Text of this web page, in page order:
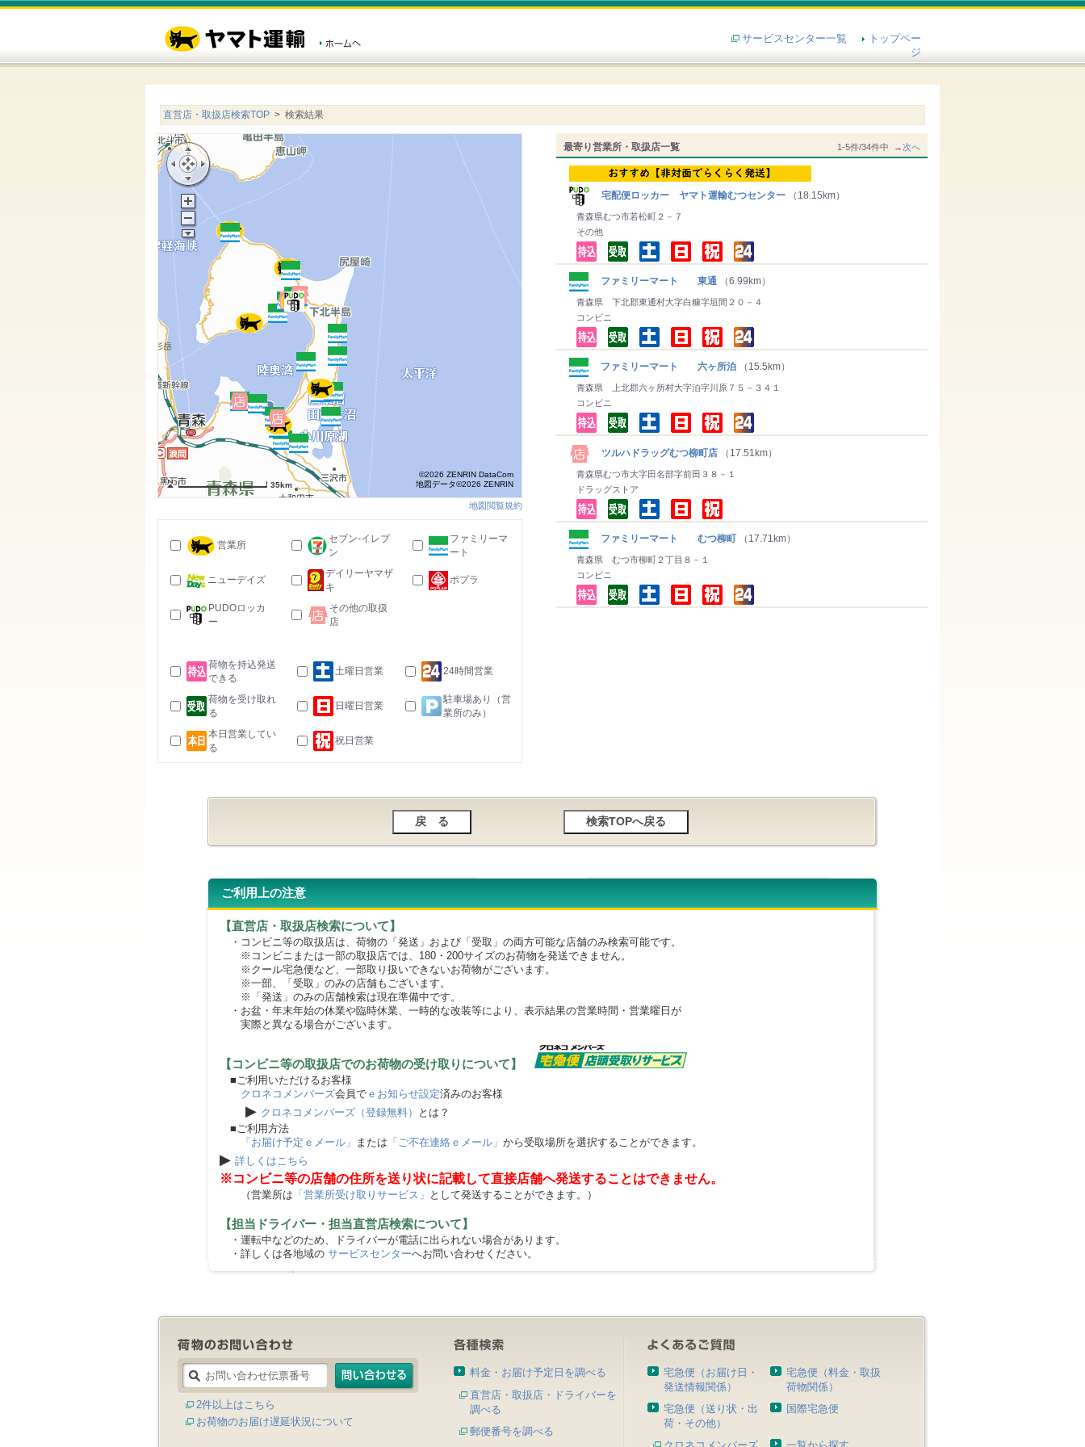
サービスセンター一覧
トップペー
ジ
直営店・取扱店検索TOP > 検索結果
最寄り営業所・取扱店一覧 1-5件/34件中 →次へ
宅配便ロッカー ヤマト運輸むつセンター （18.15km）
青森県むつ市若松町２－７
その他
ファミリーマート 東通 （6.99km）
青森県 下北郡東通村大字白糠字垣間２０－４
コンビニ
ファミリーマート 六ヶ所泊 （15.5km）
青森県 上北郡六ヶ所村大字泊字川原７５－３４１
コンビニ
ツルハドラッグむつ柳町店 （17.51km）
青森県むつ市大字田名部字前田３８－１
ドラッグストア
ファミリーマート むつ柳町 （17.71km）
青森県 むつ市柳町２丁目８－１
コンビニ
35km
©2026 ZENRIN DataCom
地図データ©2026 ZENRIN
地図閲覧規約
営業所
セブン-イレブ
ン
ファミリーマ
ート
ニューデイズ
デイリーヤマザ
キ
ポプラ
PUDOロッカ
ー
その他の取扱
店
荷物を持込発送
できる
土曜日営業 24時間営業
荷物を受け取れ
る
日曜日営業
駐車場あり（営
業所のみ）
本日営業してい
る
祝日営業
ご利用上の注意
【直営店・取扱店検索について】
・コンビニ等の取扱店は、荷物の「発送」および「受取」の両方可能な店舗のみ検索可能です。
※コンビニまたは一部の取扱店では、180・200サイズのお荷物を発送できません。
※クール宅急便など、一部取り扱いできないお荷物がございます。
※一部、「受取」のみの店舗もございます。
※「発送」のみの店舗検索は現在準備中です。
・お盆・年末年始の休業や臨時休業、一時的な改装等により、表示結果の営業時間・営業曜日が
実際と異なる場合がございます。
【コンビニ等の取扱店でのお荷物の受け取りについて】
■ご利用いただけるお客様
クロネコメンバーズ会員で ｅお知らせ設定済みのお客様
▶ クロネコメンバーズ（登録無料）
とは？
■ご利用方法
「お届け予定ｅメール」 または 「ご不在連絡ｅメール」 から受取場所を選択することができます。
▶ 詳しくはこちら
※コンビニ等の店舗の住所を送り状に記載して直接店舗へ発送することはできません。
（営業所は 「営業所受け取りサービス」 として発送することができます。）
【担当ドライバー・担当直営店検索について】
・運転中などのため、ドライバーが電話に出られない場合があります。
・詳しくは各地域の サービスセンターへお問い合わせください。
2件以上はこちら
お荷物のお届け遅延状況について
料金・お届け予定日を調べる
直営店・取扱店・ドライバーを
調べる
郵便番号を調べる
宅急便（お届け日・
発送情報関係）
宅急便（料金・取扱
荷物関係）
宅急便（送り状・出
荷・その他）
国際宅急便